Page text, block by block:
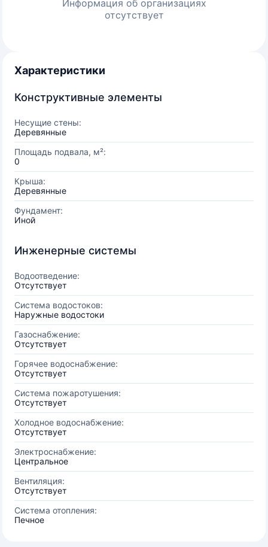
Информация об организациях
отсутствует
Характеристики
Конструктивные элементы
Несущие стены:
Деревянные
Площадь подвала, м²:
0
Крыша:
Деревянные
Фундамент:
Иной
Инженерные системы
Водоотведение:
Отсутствует
Система водостоков:
Наружные водостоки
Газоснабжение:
Отсутствует
Горячее водоснабжение:
Отсутствует
Система пожаротушения:
Отсутствует
Холодное водоснабжение:
Отсутствует
Электроснабжение:
Центральное
Вентиляция:
Отсутствует
Система отопления:
Печное